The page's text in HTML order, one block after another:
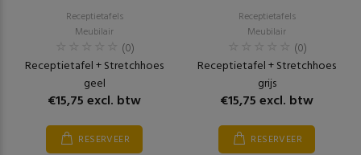
Receptietafels
Meubilair
(0)
Receptietafel + Stretchhoes
geel
€15,75 excl. btw
RESERVEER
Receptietafels
Meubilair
(0)
Receptietafel + Stretchhoes
grijs
€15,75 excl. btw
RESERVEER